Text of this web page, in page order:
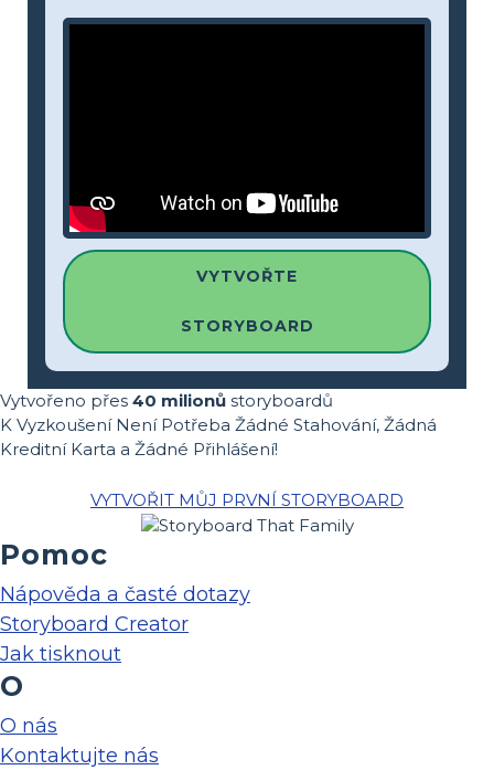
VYTVOŘTE
STORYBOARD
Vytvořeno přes 40 milionů storyboardů
K Vyzkoušení Není Potřeba Žádné Stahování, Žádná
Kreditní Karta a Žádné Přihlášení!
VYTVOŘIT MŮJ PRVNÍ STORYBOARD
Pomoc
Nápověda a časté dotazy
Storyboard Creator
Jak tisknout
O
O nás
Kontaktujte nás